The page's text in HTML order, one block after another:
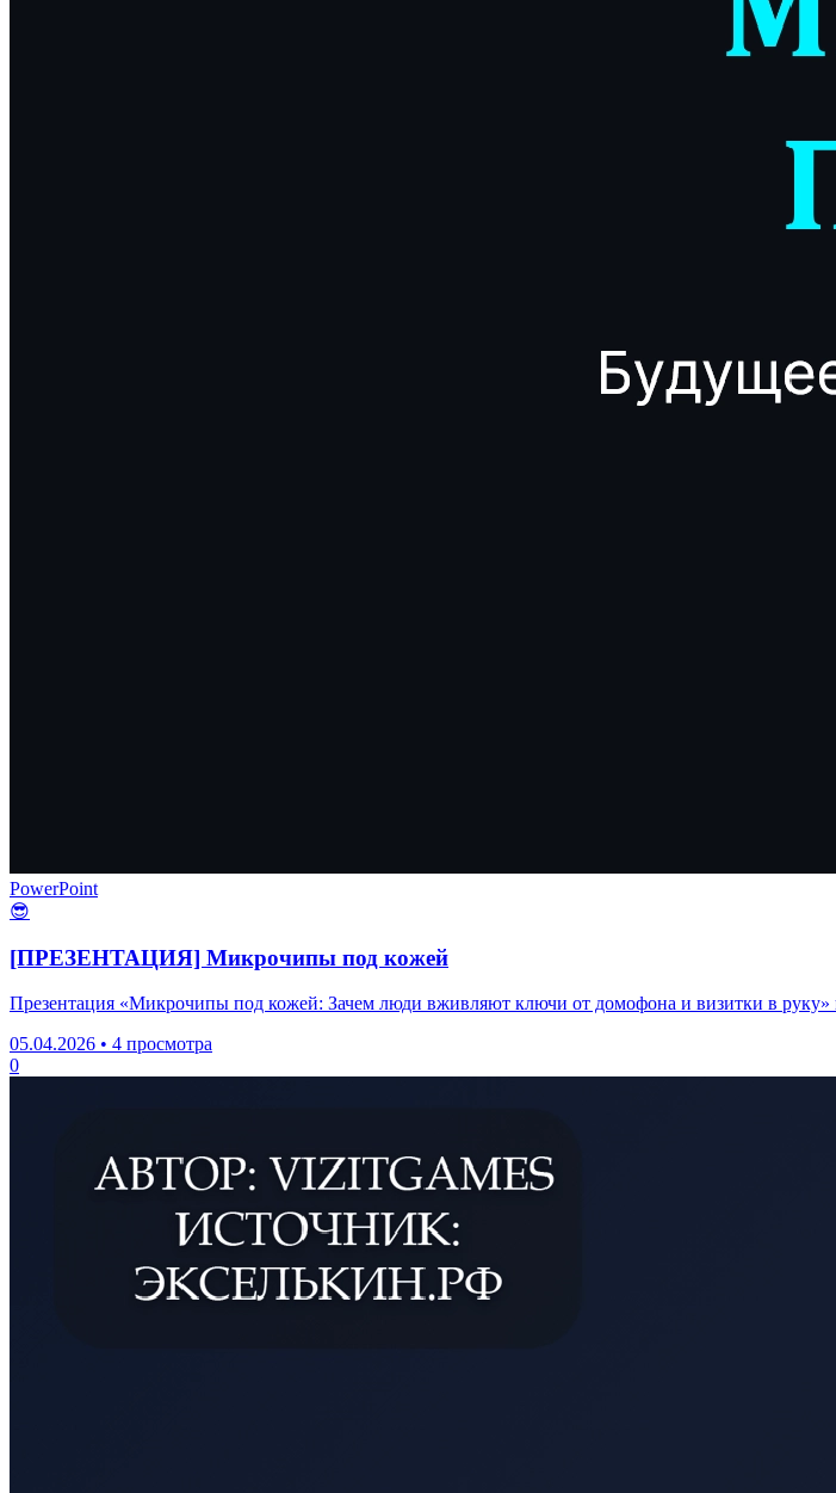
PowerPoint
😎
[ПРЕЗЕНТАЦИЯ] Микрочипы под кожей
Презентация «Микрочипы под кожей: Зачем люди вживляют ключи от домофона и визитки в руку»
05.04.2026 • 4 просмотра
0